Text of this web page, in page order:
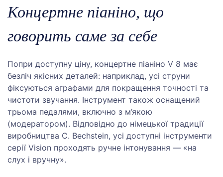
Концертне піаніно, що
говорить саме за себе
Попри доступну ціну, концертне піаніно V 8 має
безліч якісних деталей: наприклад, усі струни
фіксуються аграфами для покращення точності та
чистоти звучання. Інструмент також оснащений
трьома педалями, включно з м’якою
(модератором). Відповідно до німецької традиції
виробництва C. Bechstein, усі доступні інструменти
серії Vision проходять ручне інтонування — «на
слух і вручну».